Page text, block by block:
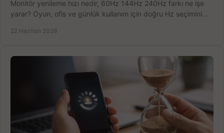
Monitör yenileme hızı nedir, 60Hz 144Hz 240Hz farkı ne işe
yarar? Oyun, ofis ve günlük kullanım için doğru Hz seçimini
22 Haziran 2026